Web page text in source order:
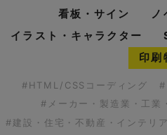
看板・サイン
ノ
イラスト・キャラクター
印刷
#HTML/CSSコーディング
#メーカー・製造業・工業
#建設・住宅・不動産・インテリア